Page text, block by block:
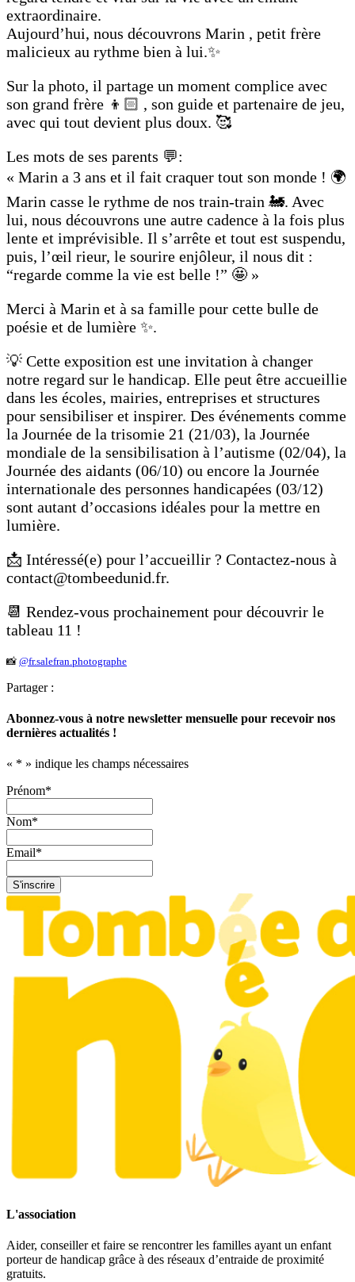
extraordinaire.
Aujourd’hui, nous découvrons Marin , petit frère
malicieux au rythme bien à lui.✨
Sur la photo, il partage un moment complice avec
son grand frère 👦🏻 , son guide et partenaire de jeu,
avec qui tout devient plus doux. 🥰
Les mots de ses parents 💬:
« Marin a 3 ans et il fait craquer tout son monde ! 🌍
Marin casse le rythme de nos train-train 🚂. Avec
lui, nous découvrons une autre cadence à la fois plus
lente et imprévisible. Il s’arrête et tout est suspendu,
puis, l’œil rieur, le sourire enjôleur, il nous dit :
“regarde comme la vie est belle !” 🤩 »
Merci à Marin et à sa famille pour cette bulle de
poésie et de lumière ✨.
💡 Cette exposition est une invitation à changer
notre regard sur le handicap. Elle peut être accueillie
dans les écoles, mairies, entreprises et structures
pour sensibiliser et inspirer. Des événements comme
la Journée de la trisomie 21 (21/03), la Journée
mondiale de la sensibilisation à l’autisme (02/04), la
Journée des aidants (06/10) ou encore la Journée
internationale des personnes handicapées (03/12)
sont autant d’occasions idéales pour la mettre en
lumière.
📩 Intéressé(e) pour l’accueillir ? Contactez-nous à
contact@tombeedunid.fr.
📆 Rendez-vous prochainement pour découvrir le
tableau 11 !
📸 @fr.salefran.photographe
Partager :
Abonnez-vous à notre newsletter mensuelle pour recevoir nos
dernières actualités !
« * » indique les champs nécessaires
Prénom*
Nom*
Email*
L'association
Aider, conseiller et faire se rencontrer les familles ayant un enfant
porteur de handicap grâce à des réseaux d’entraide de proximité
gratuits.